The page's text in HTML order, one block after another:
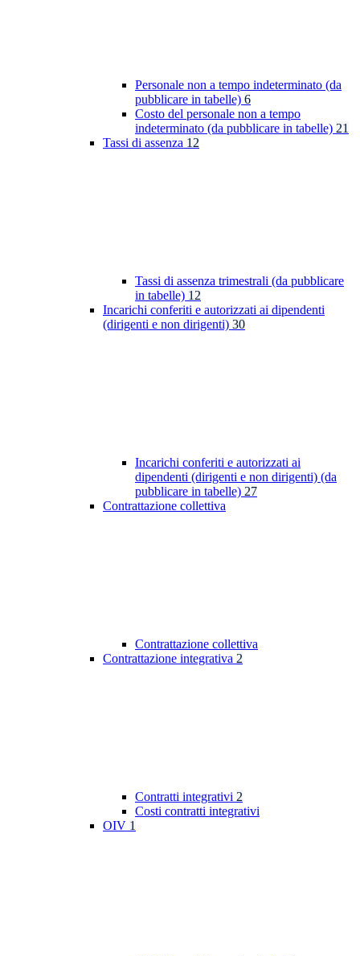
Personale non a tempo indeterminato (da
pubblicare in tabelle) 6
Costo del personale non a tempo
indeterminato (da pubblicare in tabelle) 21
Tassi di assenza 12
Tassi di assenza trimestrali (da pubblicare
in tabelle) 12
Incarichi conferiti e autorizzati ai dipendenti
(dirigenti e non dirigenti) 30
Incarichi conferiti e autorizzati ai
dipendenti (dirigenti e non dirigenti) (da
pubblicare in tabelle) 27
Contrattazione collettiva
Contrattazione collettiva
Contrattazione integrativa 2
Contratti integrativi 2
Costi contratti integrativi
OIV 1